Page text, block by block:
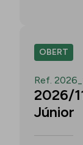
OBERT
Ref.
2026/
Júnior